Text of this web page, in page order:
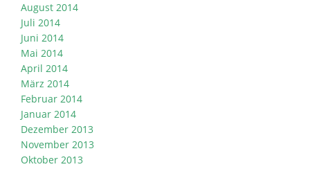
August 2014
Juli 2014
Juni 2014
Mai 2014
April 2014
März 2014
Februar 2014
Januar 2014
Dezember 2013
November 2013
Oktober 2013